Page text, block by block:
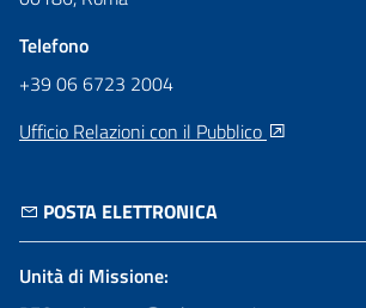
Telefono
+39 06 6723 2004
Ufficio Relazioni con il Pubblico
POSTA ELETTRONICA
Unità di Missione: